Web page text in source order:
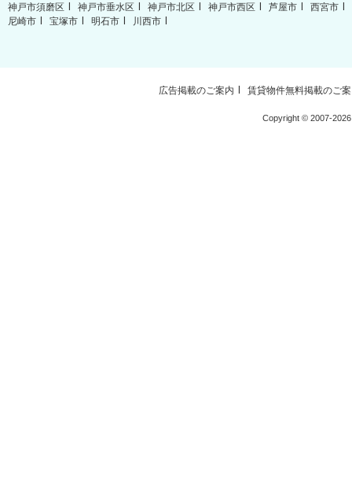
神戸市須磨区
神戸市垂水区 神戸市北区 神戸市西区 芦屋市
西宮市
尼崎市
宝塚市 明石市 川西市
広告掲載のご案内 賃貸物件無料掲載のご
Copyright © 2007-